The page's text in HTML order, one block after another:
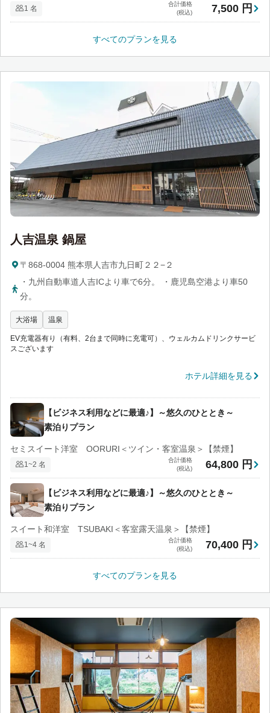
1 名
合計価格
(税込)
7,500 円
すべてのプランを見る
人吉温泉 鍋屋
〒868-0004 熊本県人吉市九日町２２−２
・九州自動車道人吉ICより車で6分。 ・鹿児島空港より車50
分。
大浴場 温泉
EV充電器有り（有料、2台まで同時に充電可）、ウェルカムドリンクサービ
スございます
ホテル詳細を見る
【ビジネス利用などに最適♪】～悠久のひととき～
素泊りプラン
セミスイート洋室 OORURI＜ツイン・客室温泉＞【禁煙】
1~2 名
合計価格
(税込)
64,800 円
【ビジネス利用などに最適♪】～悠久のひととき～
素泊りプラン
スイート和洋室 TSUBAKI＜客室露天温泉＞【禁煙】
1~4 名
合計価格
(税込)
70,400 円
すべてのプランを見る